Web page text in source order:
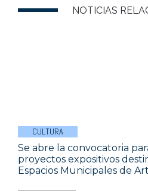
NOTICIAS
CULTURA
Se abre la convocatoria
proyectos expositivos
Espacios Municipales de